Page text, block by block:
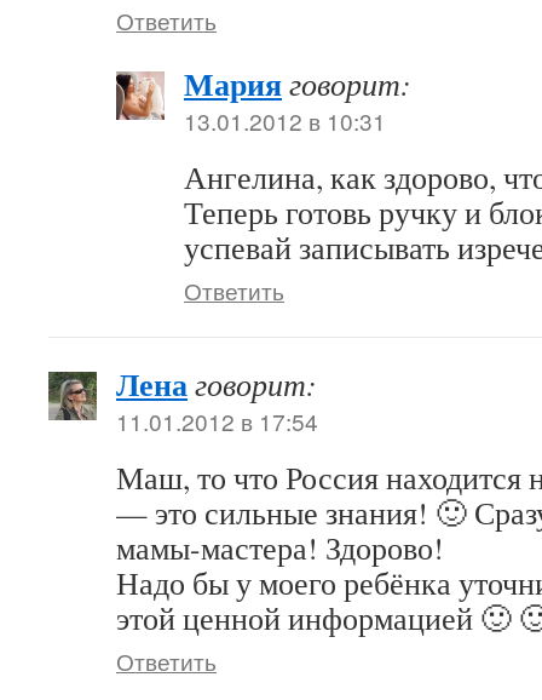
Ответить
Марияговорит:
13.01.2012 в 10:31
Ангелина, как здорово,
Теперь готовь ручку и
успевай записывать
Ответить
Ленаговорит:
11.01.2012 в 17:54
Маш, то что Россия находится
— это сильные знания! 🙂
мамы-мастера! Здорово!
Надо бы у моего ребёнка
этой ценной информацией 🙂
Ответить